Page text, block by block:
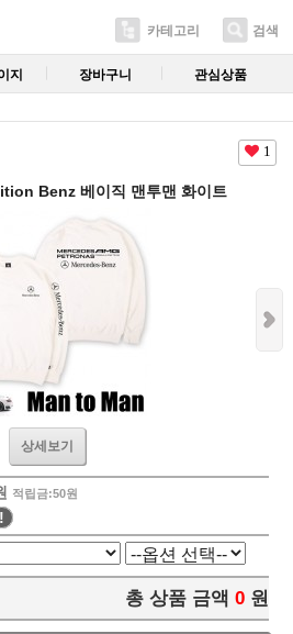
카테고리 검색
지 장바구니 관심상품
1
Benz 베이직 맨투맨 화이트
상세보기
적립금:50원
!
총 상품 금액 0 원